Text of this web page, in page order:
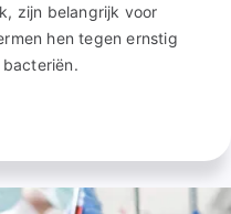
zijn belangrijk voor
hen tegen ernstig